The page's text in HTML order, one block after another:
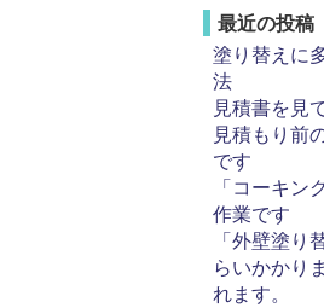
最近の投稿
塗り替えに
法
見積書を
見積もり前
です
「コーキン
作業です
「外壁塗り
らいかかり
れます。